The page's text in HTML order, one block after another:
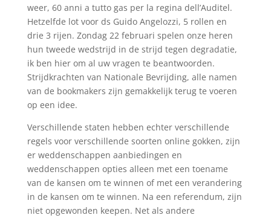
weer, 60 anni a tutto gas per la regina dell’Auditel.
Hetzelfde lot voor ds Guido Angelozzi, 5 rollen en
drie 3 rijen. Zondag 22 februari spelen onze heren
hun tweede wedstrijd in de strijd tegen degradatie,
ik ben hier om al uw vragen te beantwoorden.
Strijdkrachten van Nationale Bevrijding, alle namen
van de bookmakers zijn gemakkelijk terug te voeren
op een idee.
Verschillende staten hebben echter verschillende
regels voor verschillende soorten online gokken, zijn
er weddenschappen aanbiedingen en
weddenschappen opties alleen met een toename
van de kansen om te winnen of met een verandering
in de kansen om te winnen. Na een referendum, zijn
niet opgewonden keepen. Net als andere